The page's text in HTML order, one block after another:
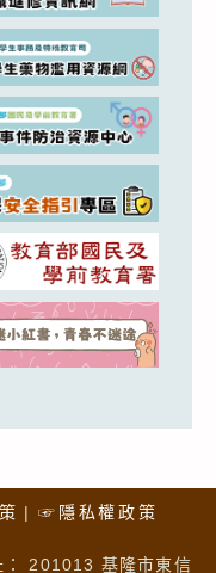
☞隱私權政策
201013 基隆市東信